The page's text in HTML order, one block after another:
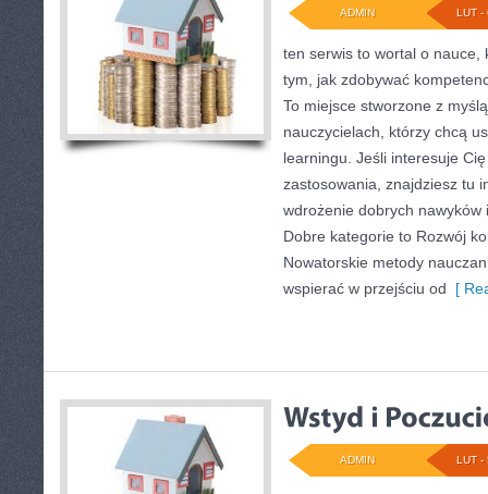
LUT -
ADMIN
ten serwis to wortal o
tym, jak zdobywać
To miejsce stworzone z
nauczycielach, którzy chcą
learningu. Jeśli interesuje
zastosowania, znajdziesz tu
wdrożenie dobrych
Dobre kategorie to Rozwój
Nowatorskie metody
wspierać w przejściu od [
LUT -
ADMIN